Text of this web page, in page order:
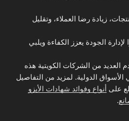
زيادة رضا العملاء، وتقليل
لإدارة الجودة يعزز الكفاءة ويلبي
العديد من الشركات الكويتية هذه
الأسواق الدولية. لمزيد من التفاصيل
على أنواع وفوائد شهادات الأيزو
.